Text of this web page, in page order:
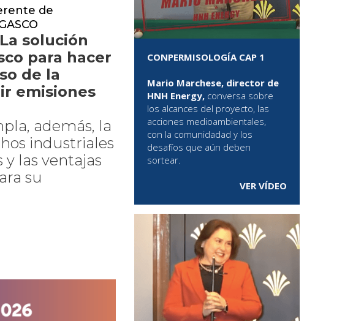
de
solución
para hacer
de la
emisiones
además, la
industriales
y las ventajas
su
CONPERMISOLOGÍA CAP 1
Mario Marchese, director de
HNH Energy, conversa sobre
los alcances del proyecto, las
acciones medioambientales,
con la comunidadad y los
desafíos que aún deben
sortear.
VER VÍDEO